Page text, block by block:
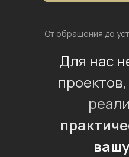
От обращения до
Для нас